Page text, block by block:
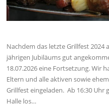
Nachdem das letzte Grillfest 2024
jährigen Jubiläums gut
18.07.2026 eine Fortsetzung. Wir
Eltern und alle aktiven sowie
Grillfest eingeladen. Ab 16:30 Uhr
Halle los…